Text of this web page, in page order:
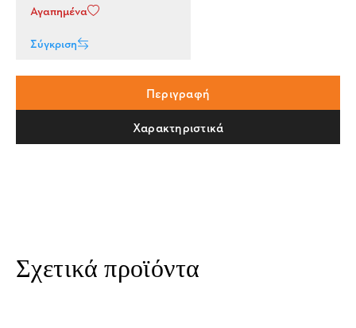
Αγαπημένα
Σύγκριση
Περιγραφή
Χαρακτηριστικά
Σχετικά προϊόντα